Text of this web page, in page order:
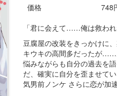
価格
748
「君に会えて……俺は救われ
豆腐屋の改装をきっかけに
キウキの高間多だったが……
悩みながらも自分の過去を
だ、確実に自分を歪ませて
気男前ノンケ さらに恋が加